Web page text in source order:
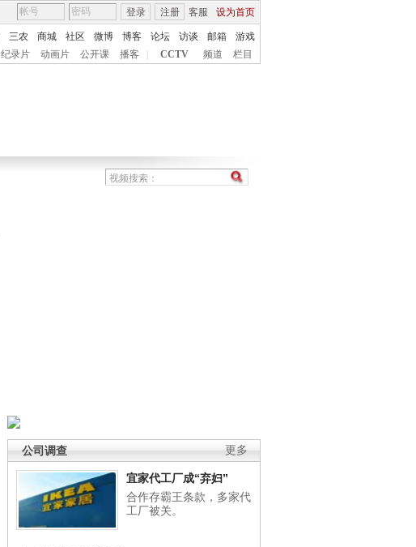
客服 设为首页
登录 注册
三农 商城 社区 微博 博客 论坛 访谈 邮箱
游戏
纪录片 动画片 公开课 播客 CCTV 频道 栏目
更多
公司调查
宜家代工厂成“弃妇”
合作存霸王条款，多家代
工厂被关。